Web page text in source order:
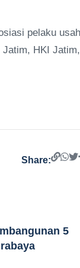
pelaku
HKI Jatim,
Share:
5